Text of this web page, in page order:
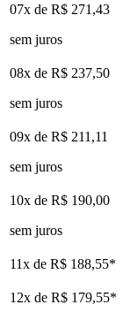
07x de R$ 271,43
sem juros
08x de R$ 237,50
sem juros
09x de R$ 211,11
sem juros
10x de R$ 190,00
sem juros
11x de R$ 188,55*
12x de R$ 179,55*